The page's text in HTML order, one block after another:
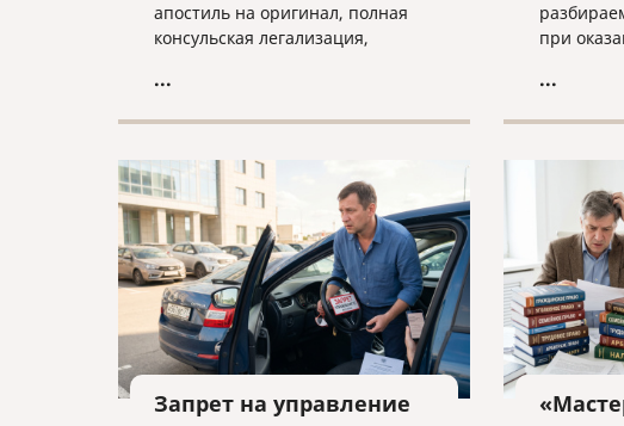
апостиль на оригинал, полная
консульская легализация,
индивидуальный подбор
...
при
договор
...
Запрет на управление